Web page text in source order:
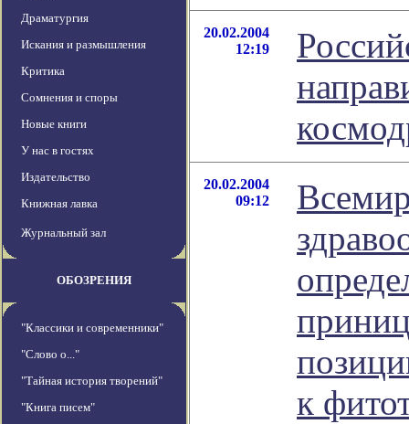
Драматургия
Искания и размышления
Критика
Сомнения и споры
Новые книги
У нас в гостях
Издательство
Книжная лавка
Журнальный зал
ОБОЗРЕНИЯ
"Классики и современники"
"Слово о..."
"Тайная история творений"
"Книга писем"
20.02.2004
12:19
20.02.2004
09:12
к